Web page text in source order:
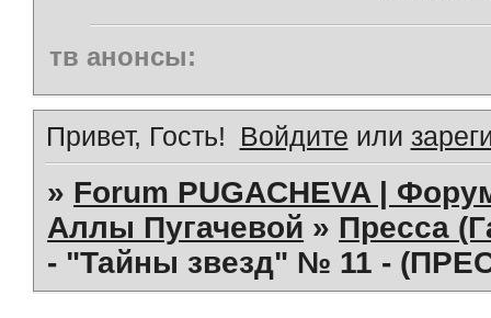
тв анонсы:
Привет, Гость! Войдите или
» Forum PUGACHEVA |
Аллы Пугачевой » Пресса
- "Тайны звезд" № 11 -